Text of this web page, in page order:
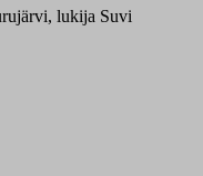
lukija Suvi